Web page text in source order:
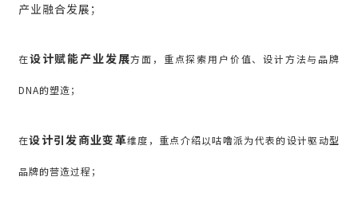
产业融合发展；
在设计赋能产业发展方面，重点探索用户价值、设计方法与品牌
DNA的塑造；
在设计引发商业变革维度，重点介绍以咕噜派为代表的设计驱动型
品牌的营造过程；